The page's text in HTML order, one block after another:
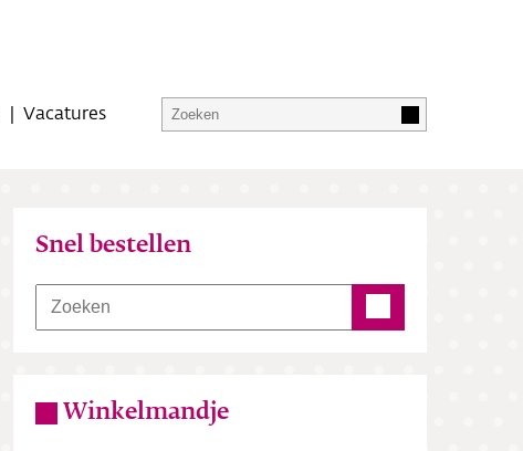
Vacatures
Snel bestellen
Winkelmandje